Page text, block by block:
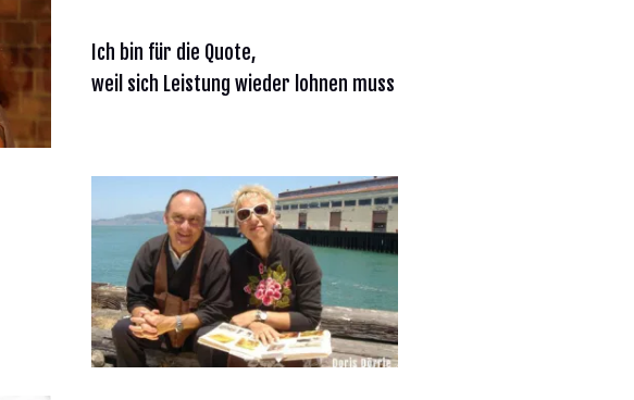
Ich bin für die Quote,
weil sich Leistung wieder lohnen muss